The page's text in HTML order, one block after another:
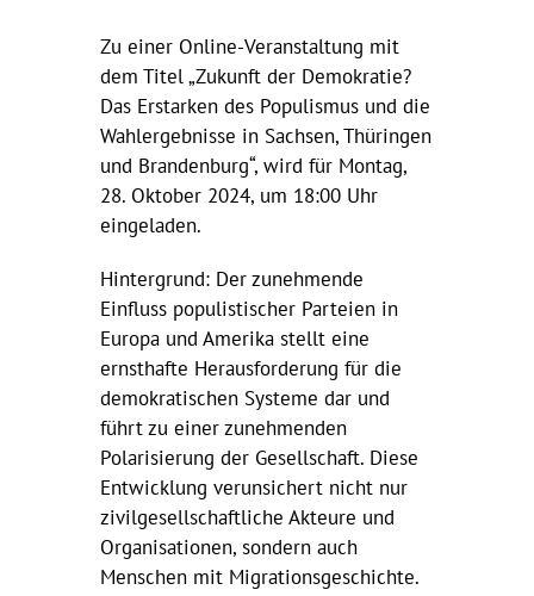
Zu einer Online-Veranstaltung mit
dem Titel „Zukunft der Demokratie?
Das Erstarken des Populismus und die
Wahlergebnisse in Sachsen, Thüringen
und Brandenburg“, wird für Montag,
28. Oktober 2024, um 18:00 Uhr
eingeladen.
Hintergrund: Der zunehmende
Einfluss populistischer Parteien in
Europa und Amerika stellt eine
ernsthafte Herausforderung für die
demokratischen Systeme dar und
führt zu einer zunehmenden
Polarisierung der Gesellschaft. Diese
Entwicklung verunsichert nicht nur
zivilgesellschaftliche Akteure und
Organisationen, sondern auch
Menschen mit Migrationsgeschichte.